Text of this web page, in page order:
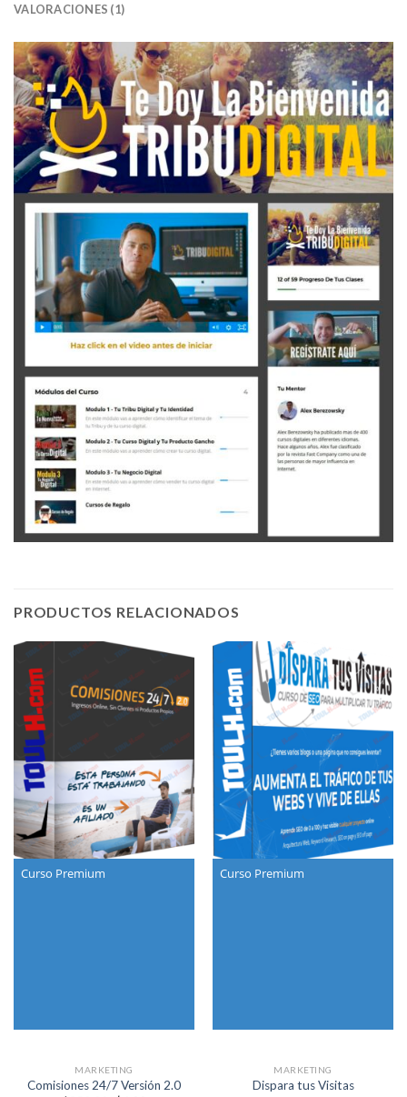
VALORACIONES (1)
PRODUCTOS RELACIONADOS
Curso Premium
MARKETING
Comisiones 24/7 Versión 2.0
Curso Premium
MARKETING
Dispara tus Visitas